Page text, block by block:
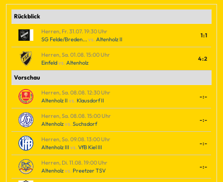
Rückblick
Herren, Fr. 31.07. 19:30 Uhr
SG Felde/Breden...vs.Altenholz II
1:1
Herren, Sa. 01.08. 15:00 Uhr
Einfeldvs.Altenholz
4:2
Vorschau
Herren, Sa. 08.08. 12:30 Uhr
Altenholz II vs. Klausdorf II
-:-
Herren, Sa. 08.08. 15:00 Uhr
Altenholzvs.Suchsdorf
-:-
Herren, So. 09.08. 13:00 Uhr
Altenholz III vs.VfB Kiel III
-:-
Herren, Di. 11.08. 19:00 Uhr
Altenholzvs. Preetzer TSV
-:-